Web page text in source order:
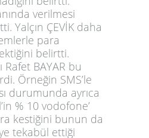
verilmesi
Yalçın ÇEVİK daha
para
belirtti.
Rafet BAYAR bu
Örneğin SMS’le
durumunda ayrıca
% 10 vodofone’
kestiğini bunun da
tekabül ettiği